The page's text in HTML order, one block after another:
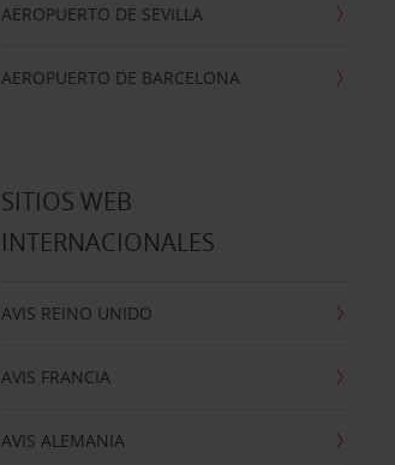
AEROPUERTO DE SEVILLA
AEROPUERTO DE BARCELONA
SITIOS WEB
INTERNACIONALES
AVIS REINO UNIDO
AVIS FRANCIA
AVIS ALEMANIA